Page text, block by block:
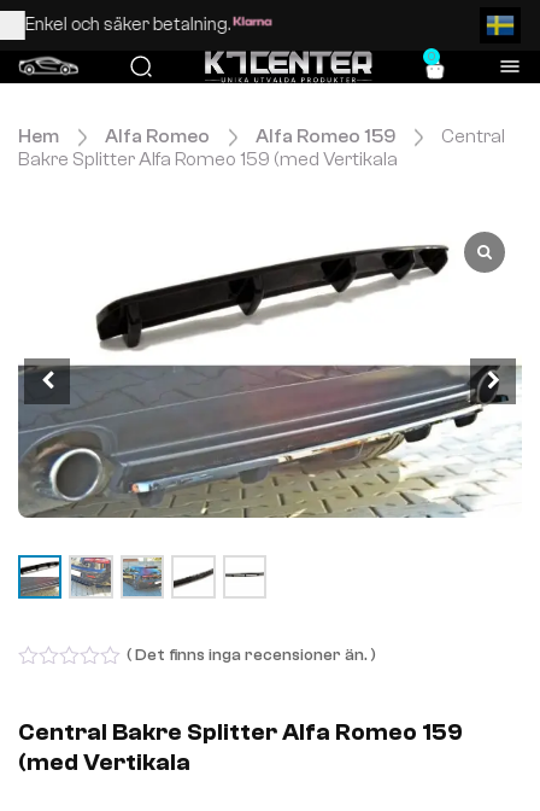
Enkel och säker betalning.
0
Hem Alfa Romeo Alfa Romeo 159
Central
Bakre Splitter Alfa Romeo 159 (med Vertikala
of
5
( Det finns inga recensioner än. )
Central Bakre Splitter Alfa Romeo 159
(med Vertikala